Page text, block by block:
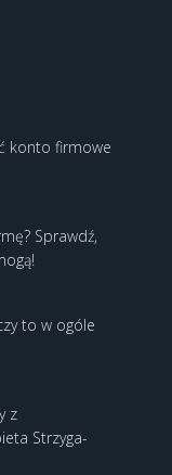
konto firmowe
Sprawdź,
to w ogóle
z
Strzyga-